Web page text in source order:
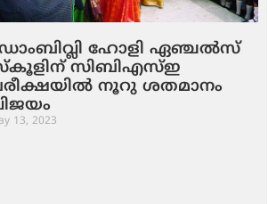
ഹോളി ഏഞ്ചല്‍സ്
സിബിഎസ്ഇ
നൂറു ശതമാനം
13, 2023